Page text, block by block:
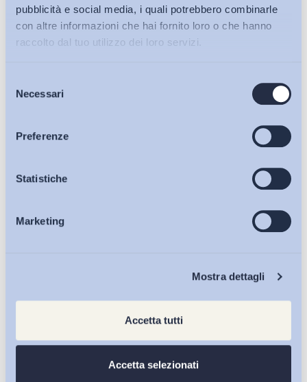
pubblicità e social media, i quali potrebbero combinarle
con altre informazioni che hai fornito loro o che hanno
raccolto dal tuo utilizzo dei loro servizi.
delNecessari
Preferenze
Statistiche
Marketing
Mostra dettagli
Accetta tutti
Accetta selezionati
Bollettini ADAPT
Articoli
Osservatori
Eventi
Ho letto e Accetto il trattamento dei dati personali descritti
sulla pagina dellaPrivacy Policy